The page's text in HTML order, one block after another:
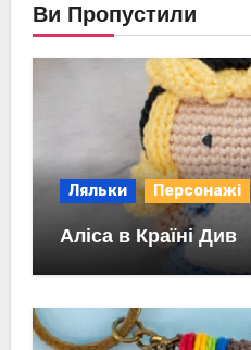
Ви Пропустили
Ляльки Персонажі
Аліса в Країні Див